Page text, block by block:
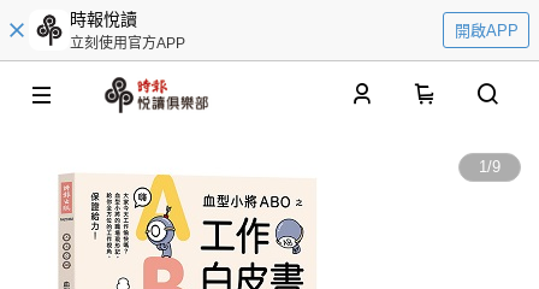
時報悅讀
立刻使用官方APP
開啟APP
1/9